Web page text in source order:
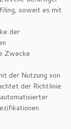
soweit es mit
der
Zwecke
der Nutzung von
der Richtlinie